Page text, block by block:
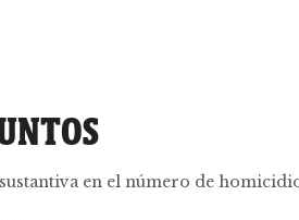
en el número de